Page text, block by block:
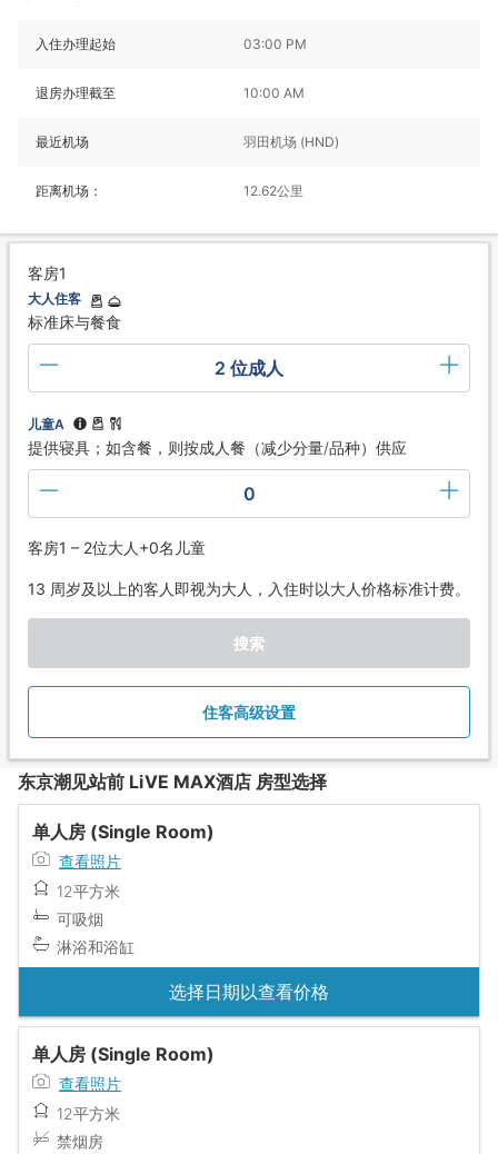
入住办理起始 03:00 PM
退房办理截至 10:00 AM
最近机场 羽田机场 (HND)
距离机场： 12.62公里
客房1
大人住客
标准床与餐食
2 位成人
儿童A
提供寝具；如含餐，则按成人餐（减少分量/品种）供应
0
客房1 – 2位大人+0名儿童
13 周岁及以上的客人即视为大人，入住时以大人价格标准计费。
搜索
住客高级设置
东京潮见站前 LiVE MAX酒店 房型选择
单人房 (Single Room)
查看照片
12平方米
可吸烟
淋浴和浴缸
选择日期以查看价格
单人房 (Single Room)
查看照片
12平方米
禁烟房